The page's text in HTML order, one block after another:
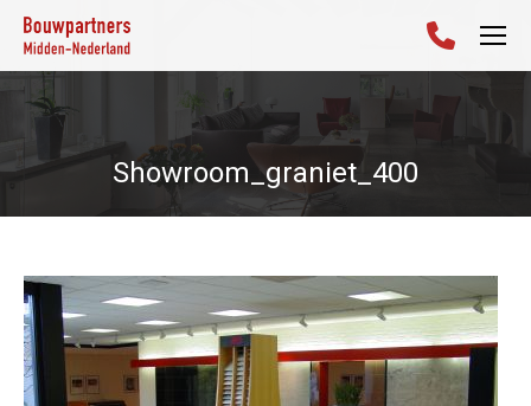
Showroom_graniet_400